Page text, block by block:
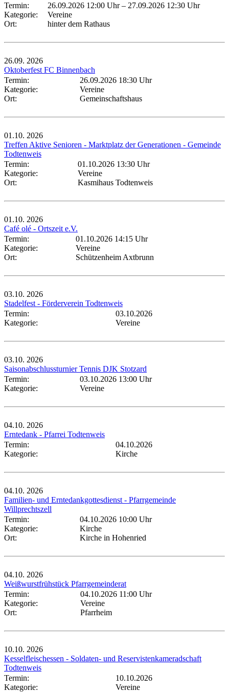
Termin:
26.09.2026 12:00 Uhr– 27.09.2026 12:30 Uhr
Kategorie:
Vereine
Ort:
hinter dem Rathaus
26.09. 2026
Oktoberfest FC Binnenbach
Termin:
26.09.2026 18:30 Uhr
Kategorie:
Vereine
Ort:
Gemeinschaftshaus
01.10. 2026
Treffen Aktive Senioren - Marktplatz der Generationen - Gemeinde
Todtenweis
Termin:
01.10.2026 13:30 Uhr
Kategorie:
Vereine
Ort:
Kasmihaus Todtenweis
01.10. 2026
Café olé - Ortszeit e.V.
Termin:
01.10.2026 14:15 Uhr
Kategorie:
Vereine
Ort:
Schützenheim Axtbrunn
03.10. 2026
Stadelfest - Förderverein Todtenweis
Termin:
03.10.2026
Kategorie:
Vereine
03.10. 2026
Saisonabschlussturnier Tennis DJK Stotzard
Termin:
03.10.2026 13:00 Uhr
Kategorie:
Vereine
04.10. 2026
Erntedank - Pfarrei Todtenweis
Termin:
04.10.2026
Kategorie:
Kirche
04.10. 2026
Familien- und Erntedankgottesdienst - Pfarrgemeinde
Willprechtszell
Termin:
04.10.2026 10:00 Uhr
Kategorie:
Kirche
Ort:
Kirche in Hohenried
04.10. 2026
Weißwurstfrühstück Pfarrgemeinderat
Termin:
04.10.2026 11:00 Uhr
Kategorie:
Vereine
Ort:
Pfarrheim
10.10. 2026
Kesselfleischessen - Soldaten- und Reservistenkameradschaft
Todtenweis
Termin:
10.10.2026
Kategorie:
Vereine